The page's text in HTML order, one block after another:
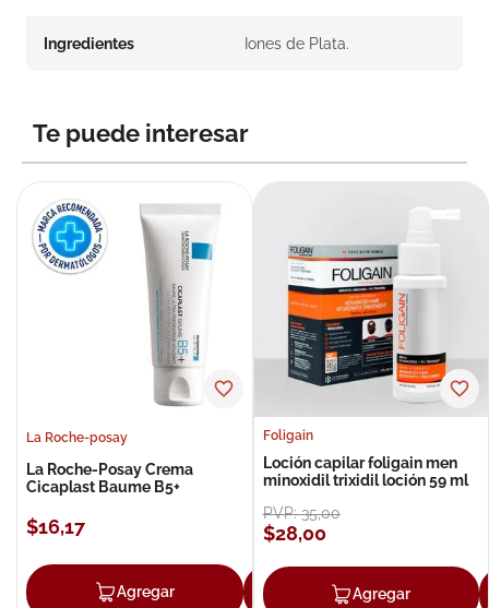
Ingredientes Iones de Plata.
Te puede interesar
La Roche-posay
La Roche-Posay Crema
Cicaplast Baume B5+
$16,17
Agregar Agregar
Foligain
Loción capilar foligain men
minoxidil trixidil loción 59 ml
PVP:35,00
$28,00
Agregar